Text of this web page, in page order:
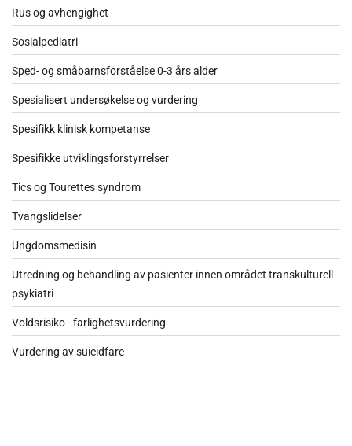
Rus og avhengighet
Sosialpediatri
Sped- og småbarnsforståelse 0-3 års alder
Spesialisert undersøkelse og vurdering
Spesifikk klinisk kompetanse
Spesifikke utviklingsforstyrrelser
Tics og Tourettes syndrom
Tvangslidelser
Ungdomsmedisin
Utredning og behandling av pasienter innen området transkulturell
psykiatri
Voldsrisiko - farlighetsvurdering
Vurdering av suicidfare